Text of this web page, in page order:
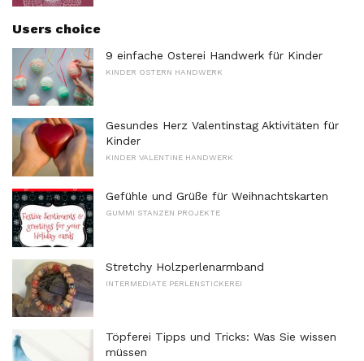
Users choice
9 einfache Osterei Handwerk für Kinder
KINDER OSTERN HANDWERK
Gesundes Herz Valentinstag Aktivitäten für
Kinder
KINDER VALENTINE HANDWERK
Gefühle und Grüße für Weihnachtskarten
GUMMI STANZEN PROJEKTE
Stretchy Holzperlenarmband
INTERMEDIATE PERLENSTICKEREI
Töpferei Tipps und Tricks: Was Sie wissen
müssen